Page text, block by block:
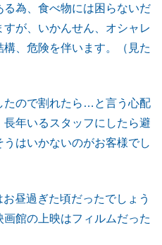
為、食べ物には困らないだ
が、いかんせん、オシャレ
、危険を伴います。（見た
たので割れたら…と言う心配
年いるスタッフにしたら避
はいかないのがお客様でし
昼過ぎた頃だったでしょう
館の上映はフィルムだった